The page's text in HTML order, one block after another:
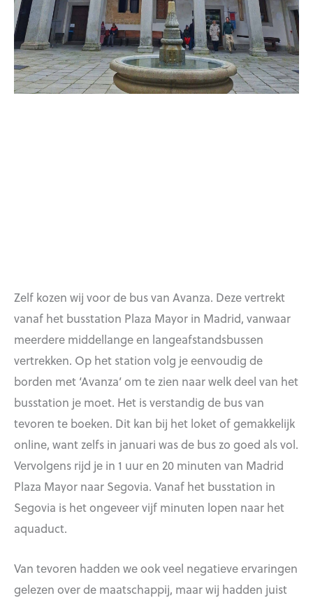
Zelf kozen wij voor de bus van Avanza. Deze vertrekt
vanaf het busstation Plaza Mayor in Madrid, vanwaar
meerdere middellange en langeafstandsbussen
vertrekken. Op het station volg je eenvoudig de
borden met ‘Avanza’ om te zien naar welk deel van het
busstation je moet. Het is verstandig de bus van
tevoren te boeken. Dit kan bij het loket of gemakkelijk
online, want zelfs in januari was de bus zo goed als vol.
Vervolgens rijd je in 1 uur en 20 minuten van Madrid
Plaza Mayor naar Segovia. Vanaf het busstation in
Segovia is het ongeveer vijf minuten lopen naar het
aquaduct.
Van tevoren hadden we ook veel negatieve ervaringen
gelezen over de maatschappij, maar wij hadden juist